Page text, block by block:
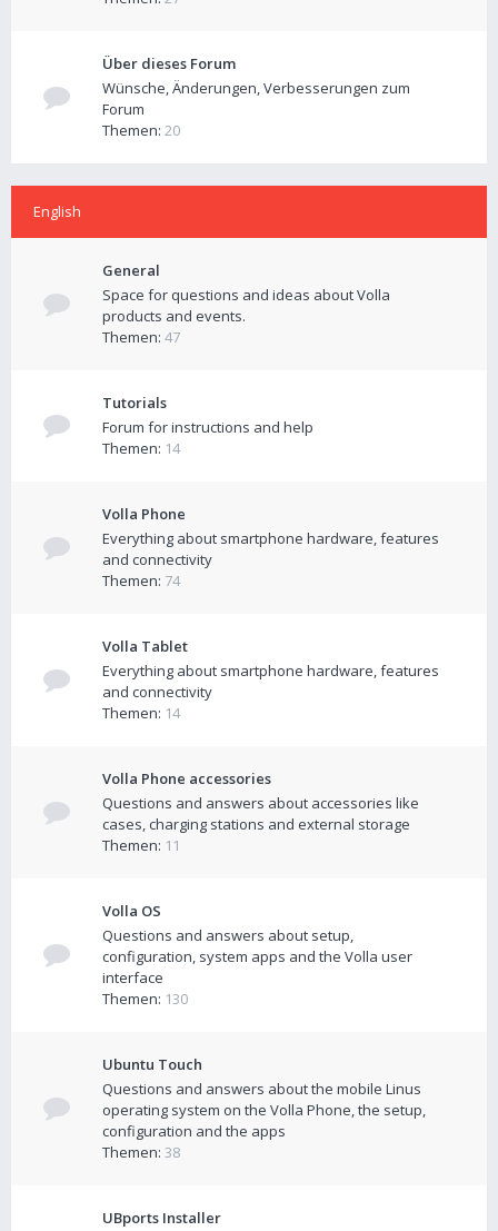
Über dieses Forum
Wünsche, Änderungen, Verbesserungen zum
Forum
Themen: 20
English
General
Space for questions and ideas about Volla
products and events.
Themen: 47
Tutorials
Forum for instructions and help
Themen: 14
Volla Phone
Everything about smartphone hardware, features
and connectivity
Themen: 74
Volla Tablet
Everything about smartphone hardware, features
and connectivity
Themen: 14
Volla Phone accessories
Questions and answers about accessories like
cases, charging stations and external storage
Themen: 11
Volla OS
Questions and answers about setup,
configuration, system apps and the Volla user
interface
Themen: 130
Ubuntu Touch
Questions and answers about the mobile Linus
operating system on the Volla Phone, the setup,
configuration and the apps
Themen: 38
UBports Installer